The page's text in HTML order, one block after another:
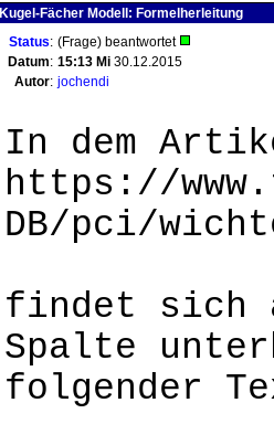
Kugel-Fächer Modell: Formelherleitung
Status: (Frage) beantwortet
Datum: 15:13 Mi 30.12.2015
Autor: jochendi
In dem
https://
DB/pci/
findet sich
Spalte
folgender